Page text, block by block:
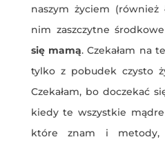
naszym życiem (również
nim zaszczytne
się mamą. Czekałam na
tylko z pobudek czysto
Czekałam, bo doczekać
kiedy te wszystkie
które znam i metody,